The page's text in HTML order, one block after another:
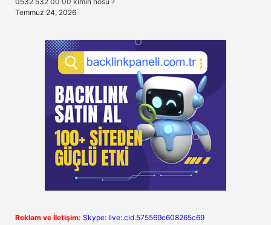
Temmuz 24, 2026
Reklam ve İletişim: Skype: live:.cid.575569c608265c69